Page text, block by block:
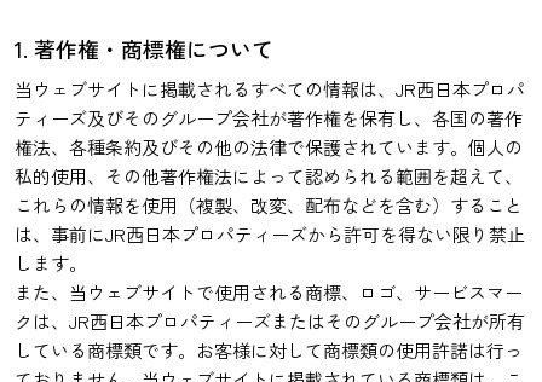
1. 著作権・商標権について
当ウェブサイトに掲載されるすべての情報は、JR西日本プロパ
ティーズ及びそのグループ会社が著作権を保有し、各国の著作
権法、各種条約及びその他の法律で保護されています。個人の
私的使用、その他著作権法によって認められる範囲を超えて、
これらの情報を使用（複製、改変、配布などを含む）すること
は、事前にJR西日本プロパティーズから許可を得ない限り禁止
します。
また、当ウェブサイトで使用される商標、ロゴ、サービスマー
クは、JR西日本プロパティーズまたはそのグループ会社が所有
している商標類です。お客様に対して商標類の使用許諾は行っ